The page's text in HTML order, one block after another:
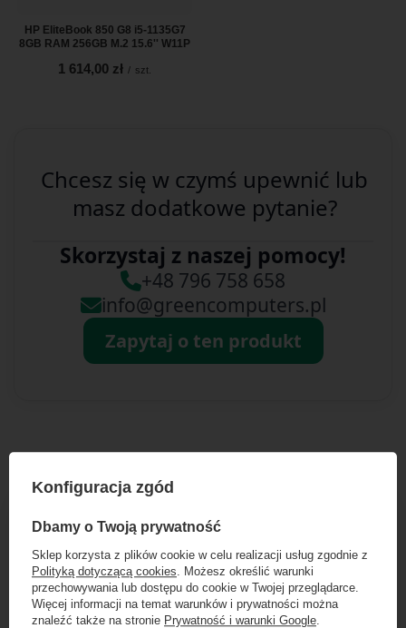
HP EliteBook 850 G8 i5-1135G7
8GB RAM 256GB M.2 15.6'' W11P
1 614,00 zł / szt.
Chcesz się w czymś upewnić lub
masz dodatkowe pytanie?
Skorzystaj z naszej pomocy!
+48 796 758 658
info@greencomputers.pl
Zapytaj o ten produkt
Marka Dell
Symbol 5397063171705
Dołącz do newslettera Green
Computers
Zgarnij jako pierwszy informacje o zniżkach i
rabatach w naszym sklepie!
Konfiguracja zgód
Dbamy o Twoją prywatność
Sklep korzysta z plików cookie w celu realizacji usług zgodnie z
Polityką dotyczącą cookies. Możesz określić warunki
przechowywania lub dostępu do cookie w Twojej przeglądarce.
Więcej informacji na temat warunków i prywatności można
znaleźć także na stronie Prywatność i warunki Google.